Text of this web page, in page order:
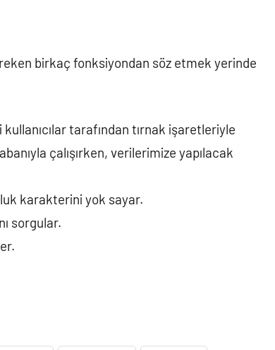
birkaç fonksiyondan söz etmek yerinde
tarafından tırnak işaretleriyle
çalışırken, verilerimize yapılacak
karakterini yok sayar.
sorgular.